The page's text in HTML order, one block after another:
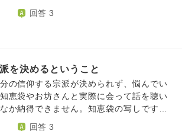
ている仏像、他宗派の位牌の開眼供養も
す。 例えば、法華経による木剣加持で
すが、他宗派のお寺や他宗派で開眼され
して真言を唱えていましたが、後からな
ました。
回答 3
を決めるということ
の信仰する宗派が決められず、悩んでい
恵袋やお坊さんと実際に会って話を聴い
か納得できません。知恵袋の写しですが
いです。 私は信州住みの高校生で、家
回答 3